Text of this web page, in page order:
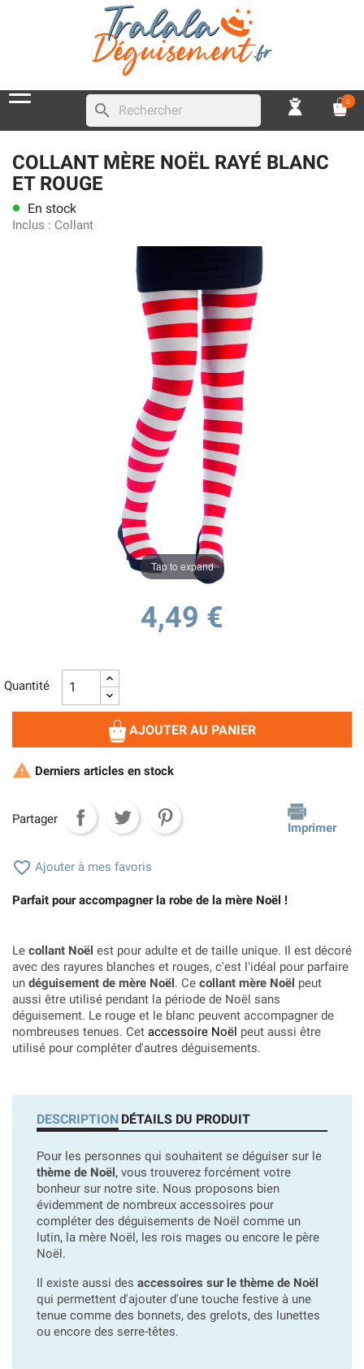
search 0
COLLANT MÈRE NOËL RAYÉ BLANC
ET ROUGE
lens En stock
Inclus : Collant
Tap to expand
4,49 €
Quantité
AJOUTER AU PANIER
 Derniers articles en stock
Partager
Imprimer
 Ajouter à mes favoris
Parfait pour accompagner la robe de la mère Noël !
Le collant Noël est pour adulte et de taille unique. Il est décoré
avec des rayures blanches et rouges, c'est l'idéal pour parfaire
un déguisement de mère Noël. Ce collant mère Noël peut
aussi être utilisé pendant la période de Noël sans
déguisement. Le rouge et le blanc peuvent accompagner de
nombreuses tenues. Cet accessoire Noël peut aussi être
utilisé pour compléter d'autres déguisements.
DESCRIPTION DÉTAILS DU PRODUIT
Pour les personnes qui souhaitent se déguiser sur le
thème de Noël, vous trouverez forcément votre
bonheur sur notre site. Nous proposons bien
évidemment de nombreux accessoires pour
compléter des déguisements de Noël comme un
lutin, la mère Noël, les rois mages ou encore le père
Noël.
Il existe aussi des accessoires sur le thème de Noël
qui permettent d'ajouter d'une touche festive à une
tenue comme des bonnets, des grelots, des lunettes
ou encore des serre-têtes.